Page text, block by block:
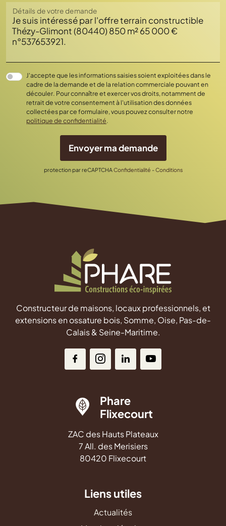
Chargement...
cadre de la demande et de la relation commerciale pouvant en
découler. Pour connaître et exercer vos droits, notamment de
retrait de votre consentement à l'utilisation des données
collectées par ce formulaire, vous pouvez consulter notre
politique de confidentialité.
Envoyer ma demande
extensions en ossature bois, Somme, Oise, Pas-de-
Calais & Seine-Maritime.
Phare
Flixecourt
7 All. des Merisiers
80420 Flixecourt
Liens utiles
Actualités
Mentions légales